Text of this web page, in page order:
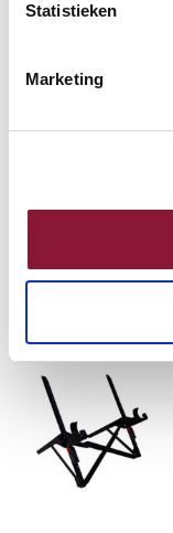
Statistieken
Marketing
Häufig